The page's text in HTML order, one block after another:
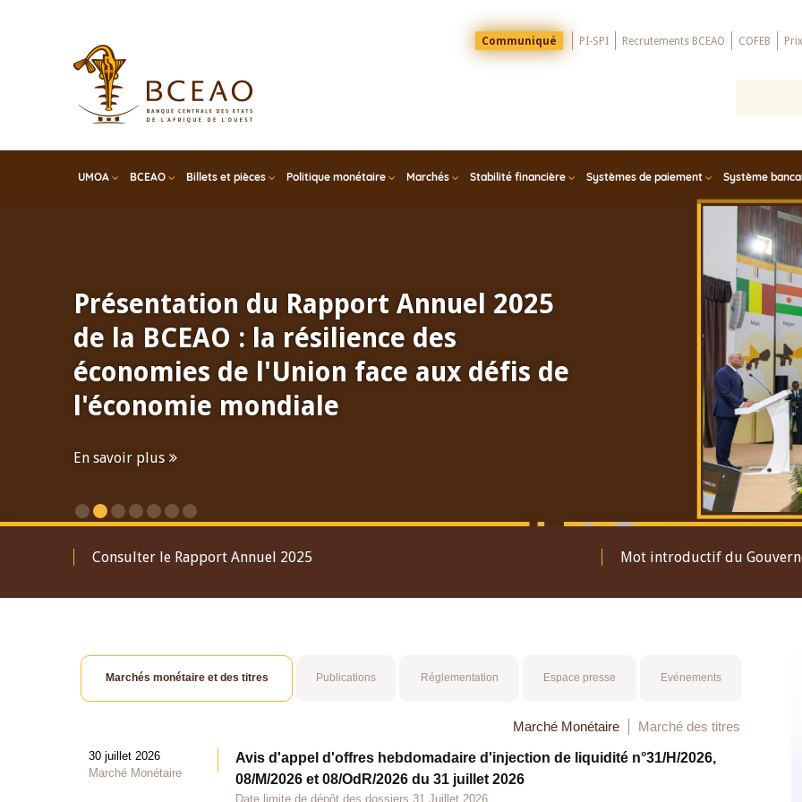
Menu
Top
Communiqué PI-SPI Recrutements BCEAO COFEB
UMOA BCEAO Billets et pièces Politique monétaire Marchés Stabilité financière Systèmes de paiement Système
Présentation du Rapport Annuel 2025
de la BCEAO : la résilience des
économies de l'Union face aux défis de
l'économie mondiale
En savoir plus
Consulter le Rapport Annuel 2025 Mot introductif du
Marchés monétaire et des titres Publications Réglementation Espace presse Evénements
Marché Monétaire Marché des titres
30 juillet 2026
Marché Monétaire
Avis d'appel d'offres hebdomadaire d'injection de liquidité n°31/H/2026,
08/M/2026 et 08/OdR/2026 du 31 juillet 2026
Date limite de dépôt des dossiers 31 Juillet 2026